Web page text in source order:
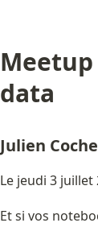
Meetup
data
Julien Coche
Le jeudi 3 juillet
Et si vos